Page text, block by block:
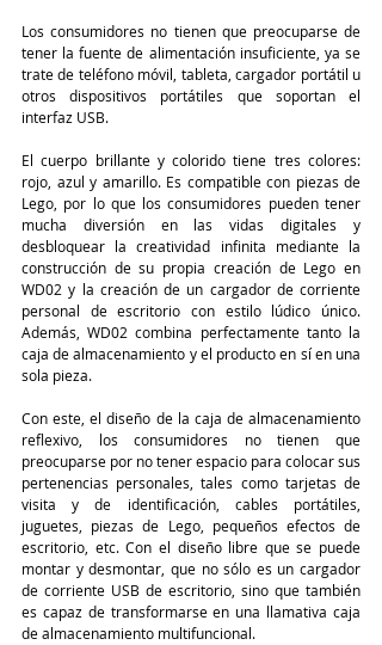
Los consumidores no tienen que preocuparse de
tener la fuente de alimentación insuficiente, ya se
trate de teléfono móvil, tableta, cargador portátil u
otros dispositivos portátiles que soportan el
interfaz USB.
El cuerpo brillante y colorido tiene tres colores:
rojo, azul y amarillo. Es compatible con piezas de
Lego, por lo que los consumidores pueden tener
mucha diversión en las vidas digitales y
desbloquear la creatividad infinita mediante la
construcción de su propia creación de Lego en
WD02 y la creación de un cargador de corriente
personal de escritorio con estilo lúdico único.
Además, WD02 combina perfectamente tanto la
caja de almacenamiento y el producto en sí en una
sola pieza.
Con este, el diseño de la caja de almacenamiento
reflexivo, los consumidores no tienen que
preocuparse por no tener espacio para colocar sus
pertenencias personales, tales como tarjetas de
visita y de identificación, cables portátiles,
juguetes, piezas de Lego, pequeños efectos de
escritorio, etc. Con el diseño libre que se puede
montar y desmontar, que no sólo es un cargador
de corriente USB de escritorio, sino que también
es capaz de transformarse en una llamativa caja
de almacenamiento multifuncional.